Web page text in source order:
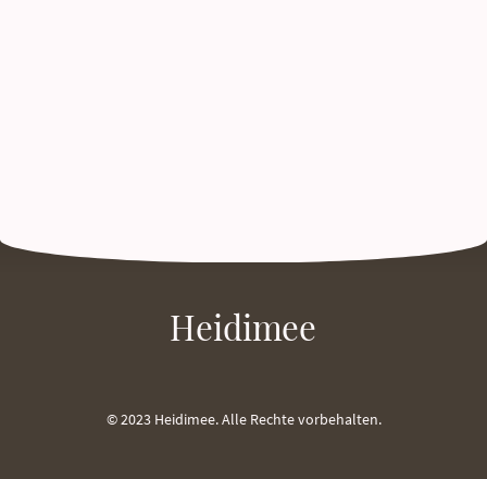
Heidimee
© 2023 Heidimee. Alle Rechte vorbehalten.